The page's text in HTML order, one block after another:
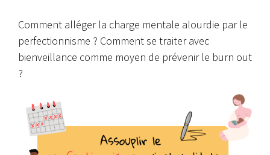
Comment alléger la charge mentale alourdie par le
perfectionnisme ? Comment se traiter avec
bienveillance comme moyen de prévenir le burn out
?